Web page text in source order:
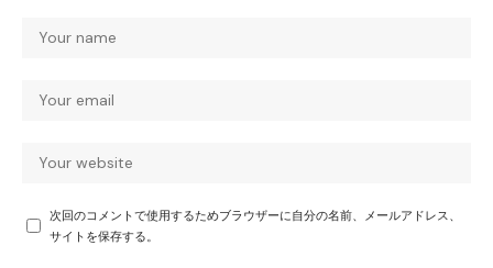
次回のコメントで使用するためブラウザーに自分の名前、メールアドレス、
サイトを保存する。